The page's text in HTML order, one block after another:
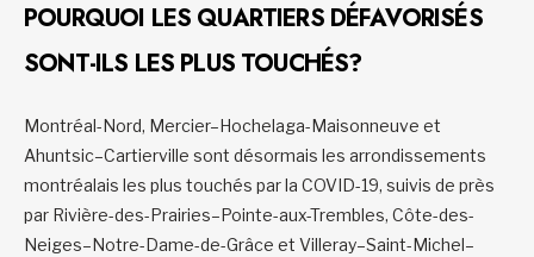
POURQUOI LES QUARTIERS DÉFAVORISÉS
SONT-ILS LES PLUS TOUCHÉS?
Montréal-Nord, Mercier–Hochelaga-Maisonneuve et
Ahuntsic–Cartierville sont désormais les arrondissements
montréalais les plus touchés par la COVID-19, suivis de près
par Rivière-des-Prairies–Pointe-aux-Trembles, Côte-des-
Neiges–Notre-Dame-de-Grâce et Villeray–Saint-Michel–